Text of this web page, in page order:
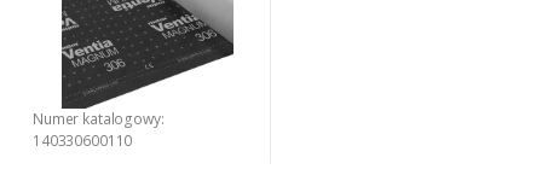
Numer katalogowy:
140330600110